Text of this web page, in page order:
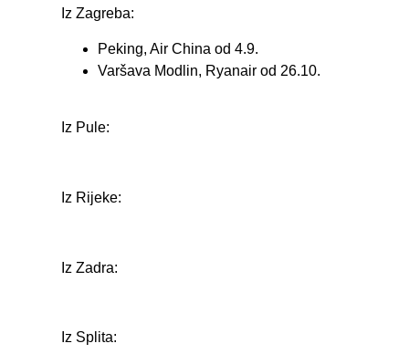
Iz Zagreba:
Peking, Air China od 4.9.
Varšava Modlin, Ryanair od 26.10.
Iz Pule:
Iz Rijeke:
Iz Zadra:
Iz Splita: